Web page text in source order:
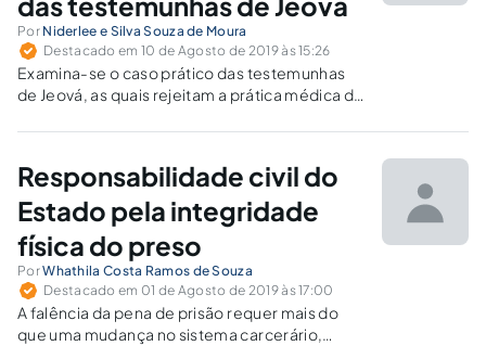
Por Niderlee e Silva Souza de Moura
Destacado em 10 de Agosto de 2019 às 15:26
Examina-se o caso prático das testemunhas
de Jeová, as quais rejeitam a prática médica de
se tal caso configura hipótese de colisão de
Responsabilidade civil do
Estado pela integridade
física do preso
PorWhathila Costa Ramos de Souza
Destacado em 01 de Agosto de 2019 às 17:00
A falência da pena de prisão requer mais do
que uma mudança no sistema carcerário,